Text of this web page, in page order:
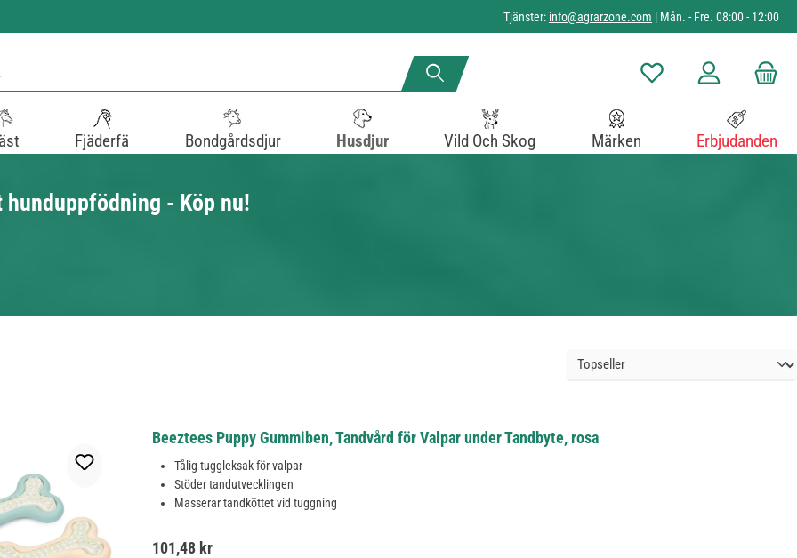
Tjänster: info@agrarzone.com | Mån. - Fre. 08:00 - 12:00
Du har 0 objekt i
Fjäderfä Bondgårdsdjur Husdjur Vild Och Skog Märken Erbjudanden
- Köp nu!
Beeztees Puppy Gummiben, Tandvård för Valpar under Tandbyte, rosa
Tålig tuggleksak för valpar
Stöder tandutvecklingen
Masserar tandköttet vid tuggning
Ordinarie pris:
101,48 kr